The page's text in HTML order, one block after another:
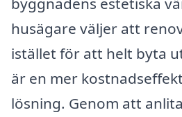
husägare väljer att
istället för att helt byta
är en mer
lösning. Genom att